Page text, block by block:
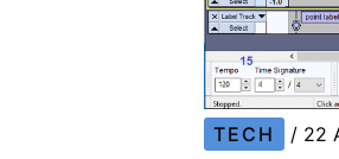
TECH / 22